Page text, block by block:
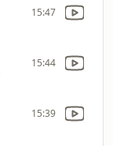
15:47
15:44
15:39